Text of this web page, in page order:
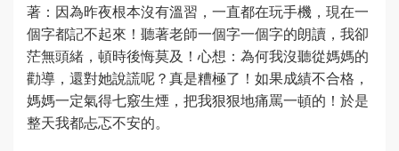
著：因為昨夜根本沒有溫習，一直都在玩手機，現在一
個字都記不起來！聽著老師一個字一個字的朗讀，我卻
茫無頭緒，頓時後悔莫及！心想：為何我沒聽從媽媽的
勸導，還對她說謊呢？真是糟極了！如果成績不合格，
媽媽一定氣得七竅生煙，把我狠狠地痛罵一頓的！於是
整天我都忐忑不安的。